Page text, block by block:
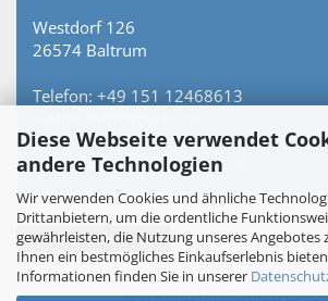
Diese Webseite verwendet
andere Technologien
Wir verwenden Cookies und ähnliche
Drittanbietern, um die ordentliche
gewährleisten, die Nutzung unseres Angebotes
Ihnen ein bestmögliches Einkaufserlebnis
Informationen finden Sie in unserer
Westdorf 126
26574 Baltrum
Telefon: +49 151 12468613
Persönlich erreichbar – keine Hotline.
Vertrag widerrufen
Webshopby Gambio.de ©